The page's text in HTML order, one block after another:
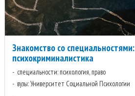
Знакомство со специальностями:
психокриминалистика
специальности: психология, право
вузы: Университет Социальной Психологии